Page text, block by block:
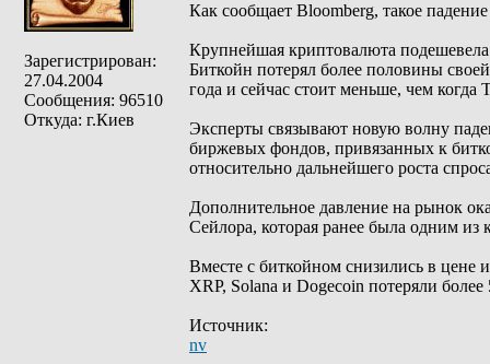
Зарегистрирован:
27.04.2004
Сообщения: 96510
Откуда: г.Киев
Как сообщает Bloomberg, такое
Крупнейшая криптовалюта
Биткойн потерял более половины
года и сейчас стоит меньше, чем когда
Эксперты связывают новую волну
биржевых фондов, привязанных к
относительно дальнейшего роста
Дополнительное давление на рынок
Сейлора, которая ранее была одним
Вместе с биткойном снизились в цене
XRP, Solana и Dogecoin потеряли
Источник:
nv